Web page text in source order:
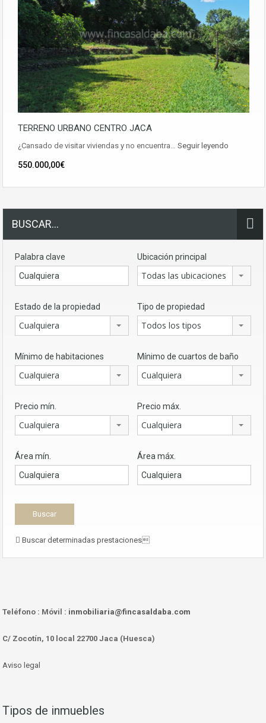
TERRENO URBANO CENTRO JACA
¿Cansado de visitar viviendas y no encuentra… Seguir leyendo
550.000,00€
BUSCAR…
Palabra clave Ubicación principal
Todas las ubicaciones
Estado de la propiedad
Cualquiera
Tipo de propiedad
Todos los tipos
Mínimo de habitaciones
Cualquiera
Mínimo de cuartos de baño
Cualquiera
Precio mín.
Cualquiera
Precio máx.
Cualquiera
Área mín. Área máx.
Buscar determinadas prestaciones
Teléfono : Móvil : inmobiliaria@fincasaldaba.com
C/ Zocotín, 10 local 22700 Jaca (Huesca)
Aviso legal
Tipos de inmuebles